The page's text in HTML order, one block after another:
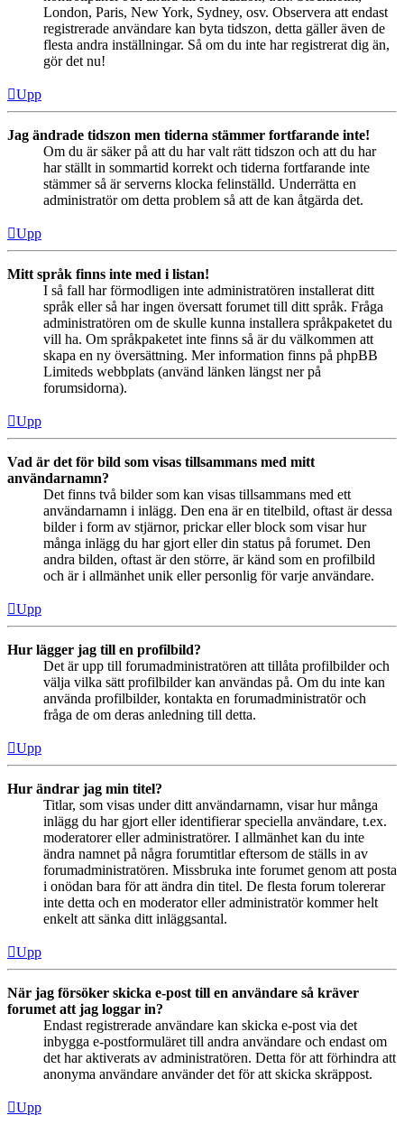
London, Paris, New York, Sydney, osv. Observera att endast
registrerade användare kan byta tidszon, detta gäller även de
flesta andra inställningar. Så om du inte har registrerat dig än,
gör det nu!
Upp
Jag ändrade tidszon men tiderna stämmer fortfarande inte!
Om du är säker på att du har valt rätt tidszon och att du har
har ställt in sommartid korrekt och tiderna fortfarande inte
stämmer så är serverns klocka felinställd. Underrätta en
administratör om detta problem så att de kan åtgärda det.
Upp
Mitt språk finns inte med i listan!
I så fall har förmodligen inte administratören installerat ditt
språk eller så har ingen översatt forumet till ditt språk. Fråga
administratören om de skulle kunna installera språkpaketet du
vill ha. Om språkpaketet inte finns så är du välkommen att
skapa en ny översättning. Mer information finns på phpBB
Limiteds webbplats (använd länken längst ner på
forumsidorna).
Upp
Vad är det för bild som visas tillsammans med mitt
användarnamn?
Det finns två bilder som kan visas tillsammans med ett
användarnamn i inlägg. Den ena är en titelbild, oftast är dessa
bilder i form av stjärnor, prickar eller block som visar hur
många inlägg du har gjort eller din status på forumet. Den
andra bilden, oftast är den större, är känd som en profilbild
och är i allmänhet unik eller personlig för varje användare.
Upp
Hur lägger jag till en profilbild?
Det är upp till forumadministratören att tillåta profilbilder och
välja vilka sätt profilbilder kan användas på. Om du inte kan
använda profilbilder, kontakta en forumadministratör och
fråga de om deras anledning till detta.
Upp
Hur ändrar jag min titel?
Titlar, som visas under ditt användarnamn, visar hur många
inlägg du har gjort eller identifierar speciella användare, t.ex.
moderatorer eller administratörer. I allmänhet kan du inte
ändra namnet på några forumtitlar eftersom de ställs in av
forumadministratören. Missbruka inte forumet genom att posta
i onödan bara för att ändra din titel. De flesta forum tolererar
inte detta och en moderator eller administratör kommer helt
enkelt att sänka ditt inläggsantal.
Upp
När jag försöker skicka e-post till en användare så kräver
forumet att jag loggar in?
Endast registrerade användare kan skicka e-post via det
inbygga e-postformuläret till andra användare och endast om
det har aktiverats av administratören. Detta för att förhindra att
anonyma användare använder det för att skicka skräppost.
Upp